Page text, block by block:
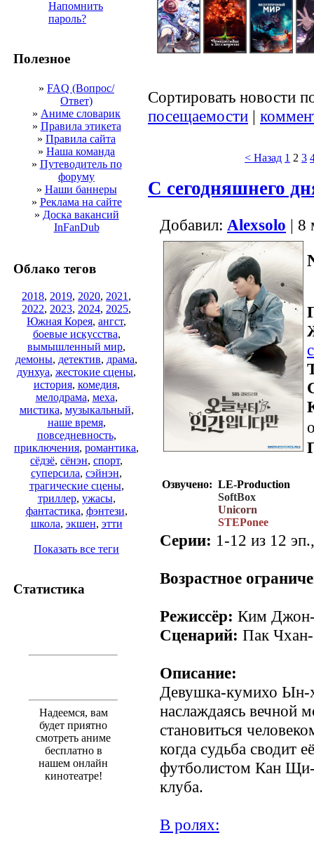
Напомнить
пароль?
Полезное
» FAQ (Вопрос/
Ответ)
» Аниме словарик
» Правила этикета
» Правила сайта
» Наша команда
» Путеводитель по
форуму
» Наши баннеры
» Реклама на сайте
» Доска вакансий
InFanDub
Облако тегов
2018, 2019, 2020, 2021 ,
2022, 2023, 2024, 2025,
Южная Корея, ангст,
боевые искусства,
вымышленный мир,
демоны, детектив, драма,
дунхуа, жестокие сцены,
история, комедия,
мелодрама, меха,
мистика, музыкальный,
наше время,
повседневность,
приключения, романтика,
сёдзё, сёнэн, спорт,
суперсила, сэйнэн,
трагические сцены,
триллер, ужасы,
фантастика, фэнтези,
школа, экшен, этти
Показать все теги
Статистика
Надеемся, вам
будет приятно
смотреть аниме
бесплатно в
нашем онлайн
кинотеатре!
Сортировать новости
посещаемости |
< Назад 1 2 3
С сегодняшнего
Добавил: Alexsolo | 8
Озвучено: LE-Production
SoftBox
Unicorn
STEPonee
Серии: 1-12 из 12
Возрастное
Режиссёр: Ким
Сценарий: Пак
Описание:
Девушка-кумихо Ын-
наслаждаясь вечной
становиться
когда судьба сводит
футболистом Кан Щи-
клуба.
В ролях: